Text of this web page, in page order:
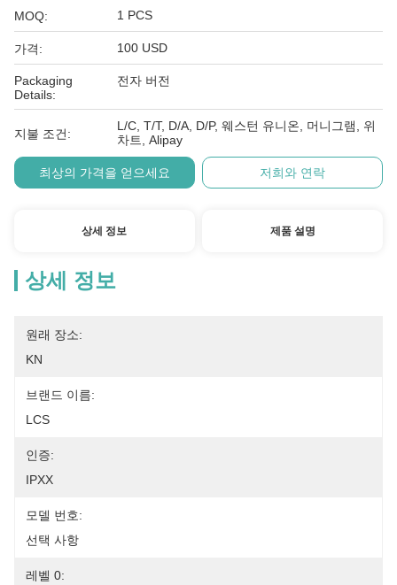
MOQ: 1 PCS
가격: 100 USD
Packaging
Details:
전자 버전
지불 조건:
L/C, T/T, D/A, D/P, 웨스턴 유니온, 머니그램, 위
차트, Alipay
최상의 가격을 얻으세요 저희와 연락
상세 정보 제품 설명
상세 정보
원래 장소:
KN
브랜드 이름:
LCS
인증:
IPXX
모델 번호:
선택 사항
레벨 0: